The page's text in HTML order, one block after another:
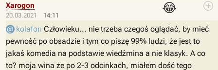
20.03.2021 14:11
😂
Xarogon
kolafon Człowieku... nie trzeba czegoś oglądać, by mieć
pewność po obsadzie i tym co piszę 99% ludzi, że jest to
jakaś komedia na podstawie wiedźmina a nie klasyk. A co
to? moja wina że po 2-3 odcinkach, miałem dość tego